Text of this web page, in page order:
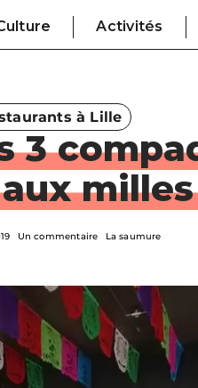
Activités
à Lille
3
Un commentaire La saumure